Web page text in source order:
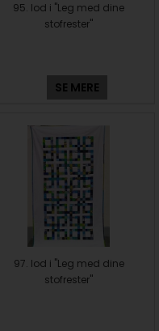
95. lod i "Leg med dine
stofrester"
SE MERE
97. lod i "Leg med dine
stofrester"